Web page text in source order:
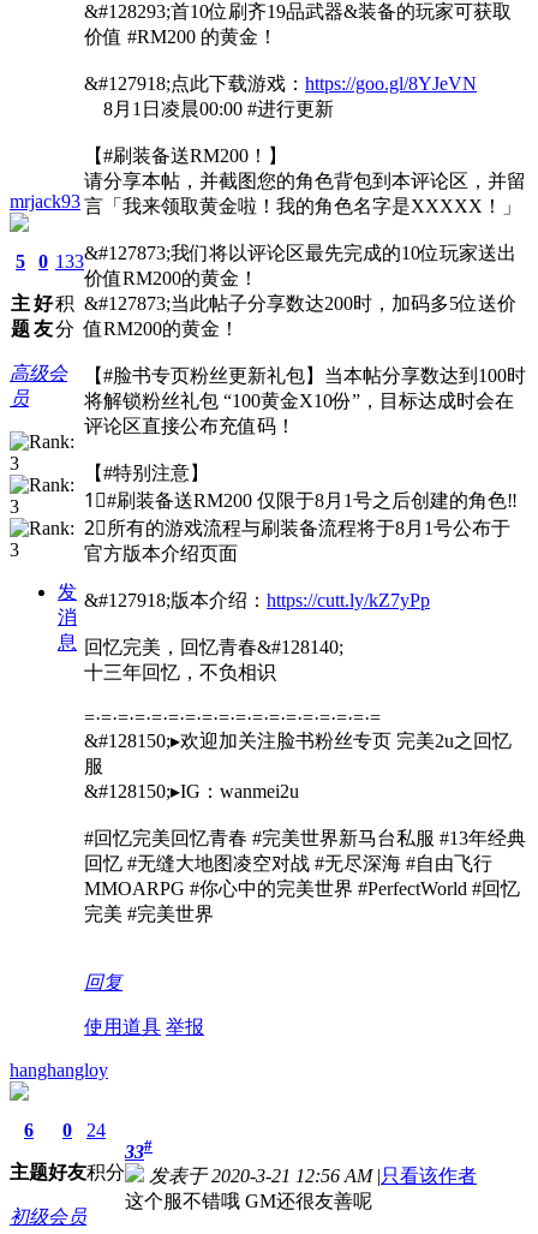
mrjack93
5
主
题
0
好
友
133
积
分
高级会
员
发
消
息
&#128293;首10位刷齐19品武器&装备的玩家可获取
价值 #RM200 的黄金！
&#127918;点此下载游戏： https://goo.gl/8YJeVN
8月1日凌晨00:00 #进行更新
【#刷装备送RM200！】
请分享本帖，并截图您的角色背包到本评论区，并留
言「我来领取黄金啦！我的角色名字是XXXXX！」
&#127873;我们将以评论区最先完成的10位玩家送出
价值RM200的黄金！
&#127873;当此帖子分享数达200时，加码多5位送价
值RM200的黄金！
【#脸书专页粉丝更新礼包】当本帖分享数达到100时
将解锁粉丝礼包 “100黄金X10份”，目标达成时会在
评论区直接公布充值码！
【#特别注意】
1⃣#刷装备送RM200 仅限于8月1号之后创建的角色‼️
2⃣所有的游戏流程与刷装备流程将于8月1号公布于
官方版本介绍页面
&#127918;版本介绍： https://cutt.ly/kZ7yPp
回忆完美，回忆青春&#128140;
十三年回忆，不负相识
=·=·=·=·=·=·=·=·=·=·=·=·=·=·=·=·=·=
&#128150;▸欢迎加关注脸书粉丝专页 完美2u之回忆
服
&#128150;▸IG：wanmei2u
#回忆完美回忆青春 #完美世界新马台私服 #13年经典
回忆 #无缝大地图凌空对战 #无尽深海 #自由飞行
MMOARPG #你心中的完美世界 #PerfectWorld #回忆
完美 #完美世界
回复
使用道具 举报
hanghangloy
6
主题
0
好友
24
积分
初级会员
33#
发表于 2020-3-21 12:56 AM |只看该作者
这个服不错哦 GM还很友善呢